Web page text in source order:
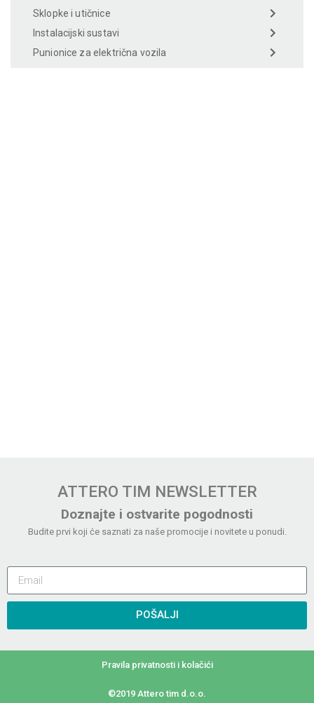
Sklopke i utičnice
Instalacijski sustavi
Punionice za električna vozila
ATTERO TIM NEWSLETTER
Doznajte i ostvarite pogodnosti
Budite prvi koji će saznati za naše promocije i novitete u ponudi.
POŠALJI
Pravila privatnosti i kolačići
©2019 Attero tim d.o.o.